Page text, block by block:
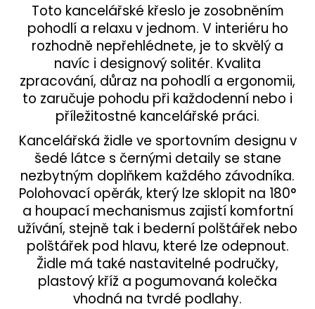
Toto kancelářské křeslo je zosobněním
pohodlí a relaxu v jednom. V interiéru ho
rozhodně nepřehlédnete, je to skvělý a
navíc i designový solitér. Kvalita
zpracování, důraz na pohodlí a ergonomii,
to zaručuje pohodu při každodenní nebo i
příležitostné kancelářské práci.
Kancelářská židle ve sportovním designu v
šedé látce s černými detaily se stane
nezbytným doplňkem každého závodníka.
Polohovací opěrák, který lze sklopit na 180°
a houpací mechanismus zajistí komfortní
užívání, stejně tak i bederní polštářek nebo
polštářek pod hlavu, které lze odepnout.
Židle má také nastavitelné područky,
plastový kříž a pogumovaná kolečka
vhodná na tvrdé podlahy.